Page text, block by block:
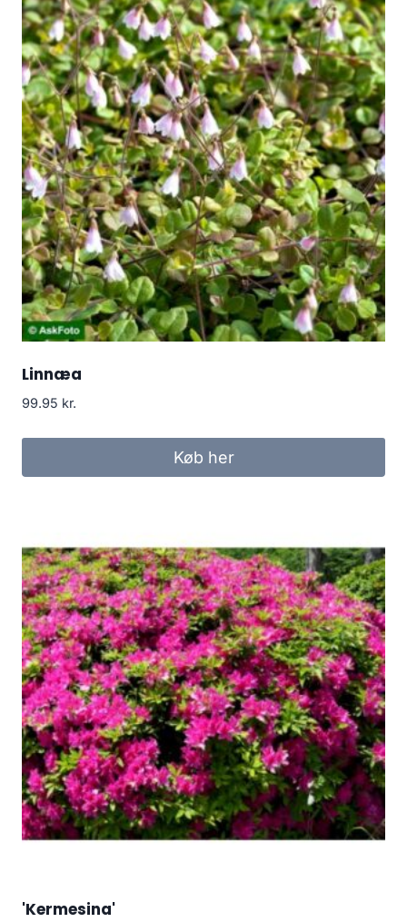
Linnæa
99.95 kr.
Køb her
'Kermesina'